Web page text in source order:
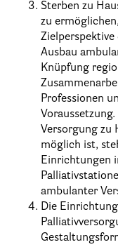
Sterben zu
zu
Zielperspektive
Ausbau
Knüpfung
Professionen
Versorgung zu
möglich ist,
Einrichtungen
ambulanter
Die